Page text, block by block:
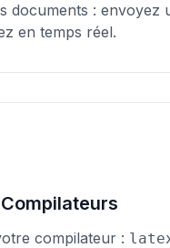
documents : envoyez
en temps réel.
compilateur :